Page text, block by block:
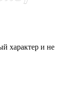
характер и не